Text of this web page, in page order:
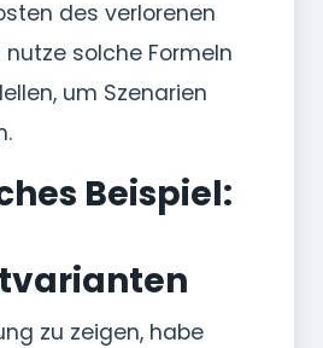
des verlorenen
nutze solche Formeln
um Szenarien
Beispiel:
zu zeigen, habe